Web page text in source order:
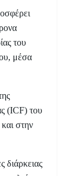
του
μέσα
(ICF) του
στην
διάρκειας